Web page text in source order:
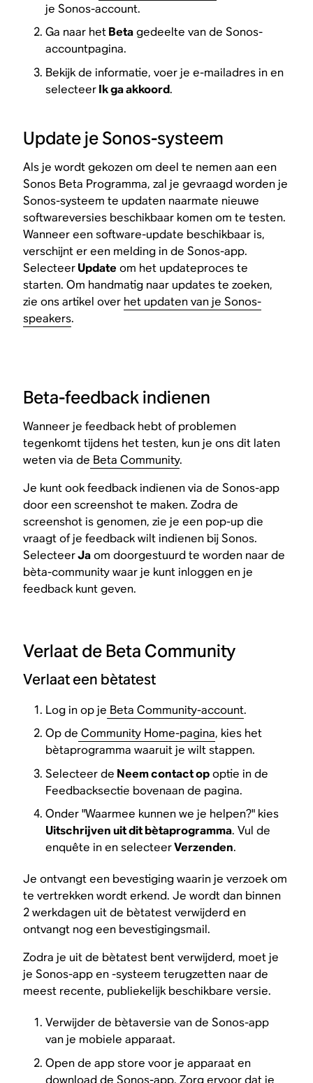
je Sonos-account.
Ga naar hetBetagedeelte van de Sonos-
accountpagina.
Bekijk de informatie, voer je e-mailadres in en
selecteerIk ga akkoord.
Update je Sonos-systeem
Als je wordt gekozen om deel te nemen aan een
Sonos Beta Programma, zal je gevraagd worden je
Sonos-systeem te updaten naarmate nieuwe
softwareversies beschikbaar komen om te testen.
Wanneer een software-update beschikbaar is,
verschijnt er een melding in de Sonos-app.
SelecteerUpdate om het updateproces te
starten. Om handmatig naar updates te zoeken,
zie ons artikel over het updaten van je Sonos-
speakers.
Beta-feedback indienen
Wanneer je feedback hebt of problemen
tegenkomt tijdens het testen, kun je ons dit laten
weten via de Beta Community.
Je kunt ook feedback indienen via de Sonos-app
door een screenshot te maken. Zodra de
screenshot is genomen, zie je een pop-up die
vraagt of je feedback wilt indienen bij Sonos.
SelecteerJaom doorgestuurd te worden naar de
bèta-community waar je kunt inloggen en je
feedback kunt geven.
Verlaat de Beta Community
Verlaat een bètatest
Log in op je Beta Community-account.
Op de Community Home-pagina, kies het
bètaprogramma waaruit je wilt stappen.
Selecteer de Neem contact opoptie in de
Feedbacksectie bovenaan de pagina.
Onder "Waarmee kunnen we je helpen?" kies
Uitschrijven uit dit bètaprogramma. Vul de
enquête in en selecteerVerzenden.
Je ontvangt een bevestiging waarin je verzoek om
te vertrekken wordt erkend. Je wordt dan binnen
2 werkdagen uit de bètatest verwijderd en
ontvangt nog een bevestigingsmail.
Zodra je uit de bètatest bent verwijderd, moet je
je Sonos-app en -systeem terugzetten naar de
meest recente, publiekelijk beschikbare versie.
Verwijder de bètaversie van de Sonos-app
van je mobiele apparaat.
Open de app store voor je apparaat en
download de Sonos-app. Zorg ervoor dat je